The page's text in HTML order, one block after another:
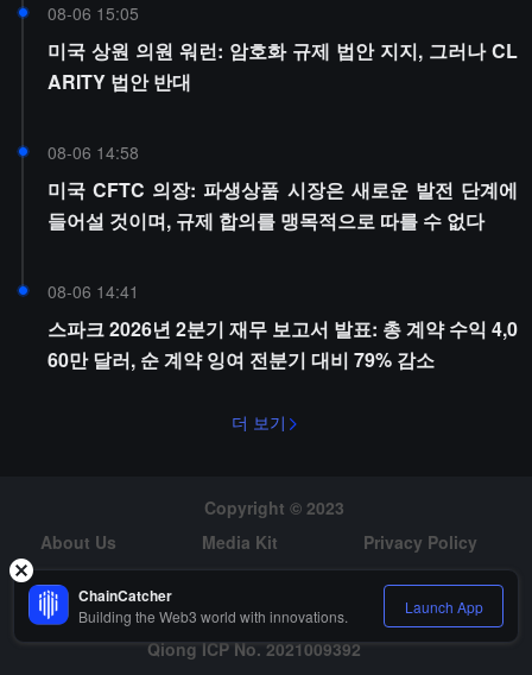
08-06 15:05
미국 상원 의원 워런: 암호화 규제 법안 지지, 그러나 CL
ARITY 법안 반대
08-06 14:58
미국 CFTC 의장: 파생상품 시장은 새로운 발전 단계에
들어설 것이며, 규제 합의를 맹목적으로 따를 수 없다
08-06 14:41
스파크 2026년 2분기 재무 보고서 발표: 총 계약 수익 4,0
60만 달러, 순 계약 잉여 전분기 대비 79% 감소
더 보기
Copyright © 2023
About Us
Media Kit
Privacy Policy
Risk Warning
Hiring
Qiong ICP No. 2021009392
ChainCatcher
Building the Web3 world with innovations. Launch App